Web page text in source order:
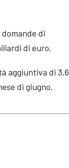
di
di euro.
aggiuntiva di 3,6
di giugno.